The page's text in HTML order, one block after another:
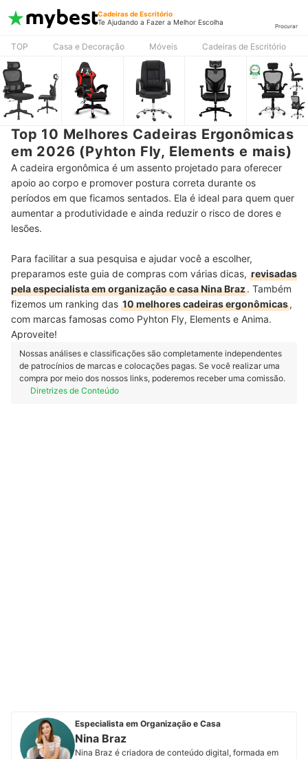
Cadeiras de Escritório
Te Ajudando a Fazer a Melhor Escolha
Procurar
TOP Casa e Decoração Móveis Cadeiras de Escritório
Top 10 Melhores Cadeiras Ergonômicas
em 2026 (Pyhton Fly, Elements e mais)
A cadeira ergonômica é um assento projetado para oferecer
apoio ao corpo e promover postura correta durante os
períodos em que ficamos sentados. Ela é ideal para quem quer
aumentar a produtividade e ainda reduzir o risco de dores e
lesões.
Para facilitar a sua pesquisa e ajudar você a escolher,
preparamos este guia de compras com várias dicas, revisadas
pela especialista em organização e casa Nina Braz. Também
fizemos um ranking das 10 melhores cadeiras ergonômicas,
com marcas famosas como Pyhton Fly, Elements e Anima.
Aproveite!
Nossas análises e classificações são completamente independentes
de patrocínios de marcas e colocações pagas. Se você realizar uma
compra por meio dos nossos links, poderemos receber uma comissão.
Diretrizes de Conteúdo
Especialista em Organização e Casa
Nina Braz
Nina Braz é criadora de conteúdo digital, formada em